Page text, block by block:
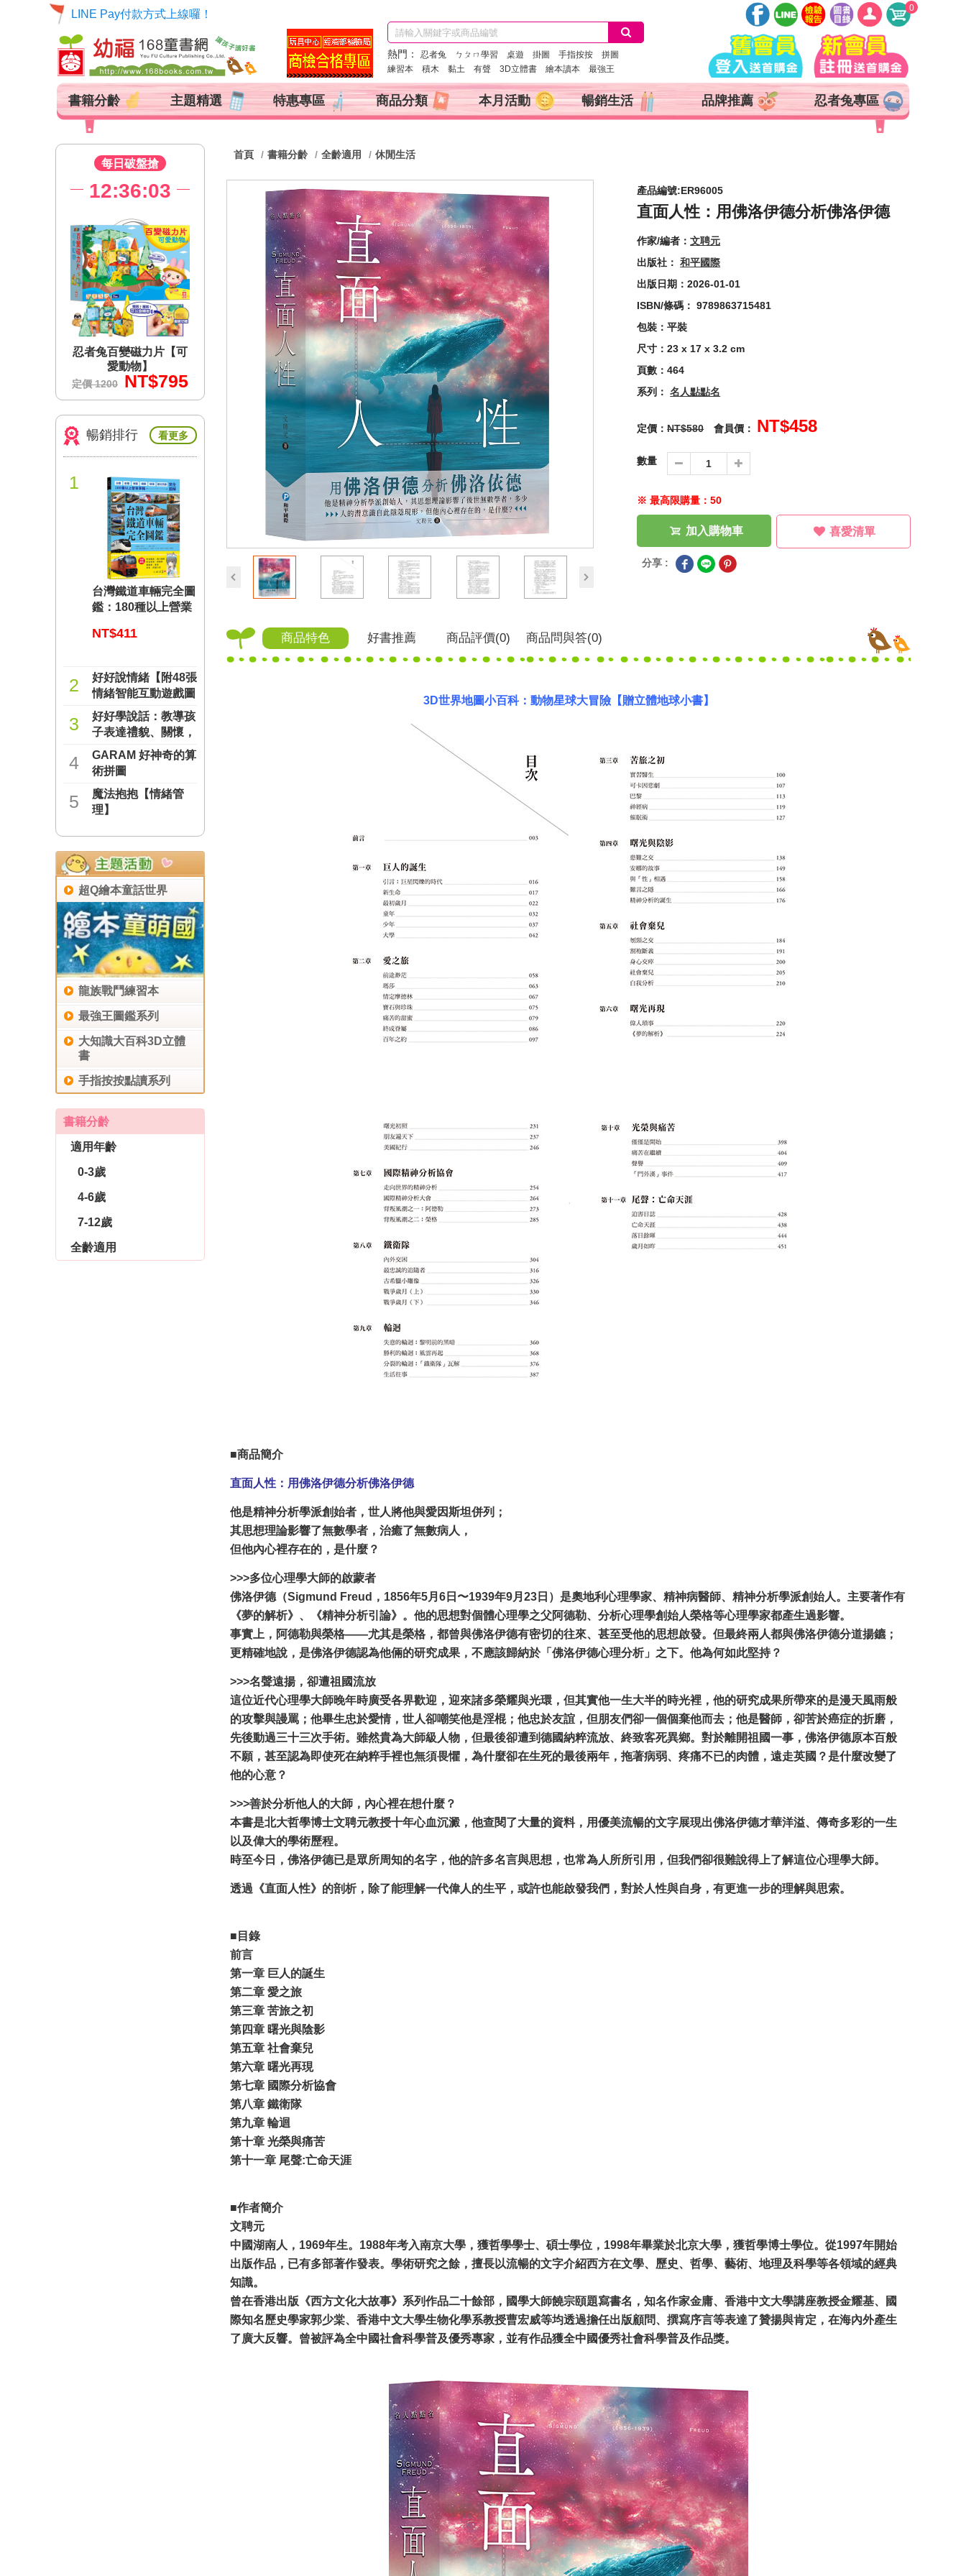
0
登入
註冊
會員中心
查詢訂單
追蹤清單
熱門： 忍者兔 ㄅㄆㄇ學習 桌遊 掛圖 手指按按 拼圖
練習本 積木 黏土 有聲 3D立體書 繪本讀本 最強王
LINE Pay付款方式上線囉！
書籍分齡 主題精選 特惠專區 商品分類 本月活動 暢銷生活 品牌推薦 忍者兔專區
每日破盤搶
12:36:02
忍者兔百變磁力片【可
愛動物】
定價 1200 NT$795
忍者兔百變磁力片【可
愛動物】
NT$795
暢銷排行 看更多
1
台灣鐵道車輛完全圖
鑑：180種以上營業
NT$411
2
好好說情緒【附48張
情緒智能互動遊戲圖
卡】
NT$277
3
好好學說話：教導孩
子表達禮貌、關懷，
避免衝突的溝通方法
（附18張好人緣互動
遊戲圖卡）
NT$237
4
GARAM 好神奇的算
術拼圖
NT$221
5
魔法抱抱【情緒管
理】
NT$221
超Q繪本童話世界
龍族戰鬥練習本
最強王圖鑑系列
大知識大百科3D立體
書
手指按按點讀系列
書籍分齡
適用年齡
0-3歲
4-6歲
7-12歲
全齡適用
首頁 書籍分齡 全齡適用 休閒生活
prev next
產品編號:ER96005
直面人性：用佛洛伊德分析佛洛伊德
作家/編者：文聘元
出版社：和平國際
出版日期：2026-01-01
ISBN/條碼： 9789863715481
包裝：平裝
尺寸：23 x 17 x 3.2 cm
頁數：464
系列：名人點點名
定價：NT$580 會員價： NT$458
數量
※ 最高限購量：50
加入購物車 喜愛清單
分享 :
商品特色 好書推薦 商品評價(0) 商品問與答(0)
3D世界地圖小百科：動物星球大冒險【贈立體地球小書】
■商品簡介
直面人性：用佛洛伊德分析佛洛伊德
他是精神分析學派創始者，世人將他與愛因斯坦併列；
其思想理論影響了無數學者，治癒了無數病人，
但他內心裡存在的，是什麼？
>>>多位心理學大師的啟蒙者
佛洛伊德（Sigmund Freud，1856年5月6日〜1939年9月23日）是奧地利心理學家、精神病醫師、精神分析學派創始人。主要著作有
《夢的解析》、《精神分析引論》。他的思想對個體心理學之父阿德勒、分析心理學創始人榮格等心理學家都產生過影響。
事實上，阿德勒與榮格——尤其是榮格，都曾與佛洛伊德有密切的往來、甚至受他的思想啟發。但最終兩人都與佛洛伊德分道揚鑣；
更精確地說，是佛洛伊德認為他倆的研究成果，不應該歸納於「佛洛伊德心理分析」之下。他為何如此堅持？
>>>名聲遠揚，卻遭祖國流放
這位近代心理學大師晚年時廣受各界歡迎，迎來諸多榮耀與光環，但其實他一生大半的時光裡，他的研究成果所帶來的是漫天風雨般
的攻擊與謾罵；他畢生忠於愛情，世人卻嘲笑他是淫棍；他忠於友誼，但朋友們卻一個個棄他而去；他是醫師，卻苦於癌症的折磨，
先後動過三十三次手術。雖然貴為大師級人物，但最後卻遭到德國納粹流放、終致客死異鄉。對於離開祖國一事，佛洛伊德原本百般
不願，甚至認為即使死在納粹手裡也無須畏懼，為什麼卻在生死的最後兩年，拖著病弱、疼痛不已的肉體，遠走英國？是什麼改變了
他的心意？
>>>善於分析他人的大師，內心裡在想什麼？
本書是北大哲學博士文聘元教授十年心血沉澱，他查閱了大量的資料，用優美流暢的文字展現出佛洛伊德才華洋溢、傳奇多彩的一生
以及偉大的學術歷程。
時至今日，佛洛伊德已是眾所周知的名字，他的許多名言與思想，也常為人所所引用，但我們卻很難說得上了解這位心理學大師。
透過《直面人性》的剖析，除了能理解一代偉人的生平，或許也能啟發我們，對於人性與自身，有更進一步的理解與思索。
■目錄
前言
第一章 巨人的誕生
第二章 愛之旅
第三章 苦旅之初
第四章 曙光與陰影
第五章 社會棄兒
第六章 曙光再現
第七章 國際分析協會
第八章 鐵衛隊
第九章 輪迴
第十章 光榮與痛苦
第十一章 尾聲:亡命天涯
■作者簡介
文聘元
中國湖南人，1969年生。1988年考入南京大學，獲哲學學士、碩士學位，1998年畢業於北京大學，獲哲學博士學位。從1997年開始
出版作品，已有多部著作發表。學術研究之餘，擅長以流暢的文字介紹西方在文學、歷史、哲學、藝術、地理及科學等各領域的經典
知識。
曾在香港出版《西方文化大故事》系列作品二十餘部，國學大師饒宗頤題寫書名，知名作家金庸、香港中文大學講座教授金耀基、國
際知名歷史學家郭少棠、香港中文大學生物化學系教授曹宏威等均透過擔任出版顧問、撰寫序言等表達了贊揚與肯定，在海內外產生
了廣大反響。曾被評為全中國社會科學普及優秀專家，並有作品獲全中國優秀社會科學普及作品獎。